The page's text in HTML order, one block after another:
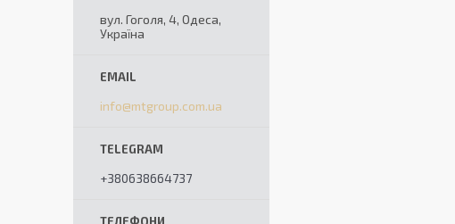
вул. Гоголя, 4, Одеса,
Україна
info@mtgroup.com.ua
+380638664737